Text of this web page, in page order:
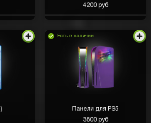
4200 руб
Есть в наличии
Панели для PS5
3800 руб